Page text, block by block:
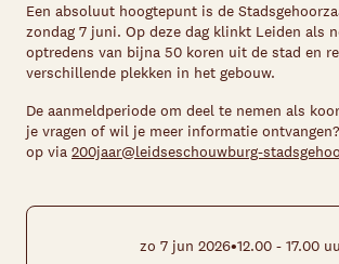
Een absoluut hoogtepunt is de
zondag 7 juni. Op deze dag klinkt Leiden als
optredens van bijna 50 koren uit de stad en
verschillende plekken in het gebouw.
De aanmeldperiode om deel te nemen als
je vragen of wil je meer informatie
op via 200jaar@leidseschouwburg-
zo 7 jun 2026•12.00 - 17.00